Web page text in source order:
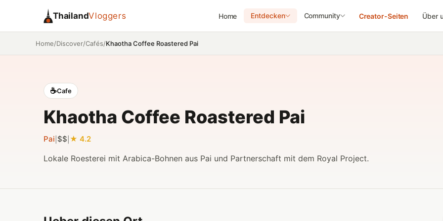
ThailandVloggers Home Entdecken Community Creator-Seiten Über
Home/Discover/Cafés/Khaotha Coffee Roastered Pai
☕Cafe
Khaotha Coffee Roastered Pai
Pai $$ 4.2
Lokale Roesterei mit Arabica-Bohnen aus Pai und Partnerschaft mit dem Royal Project.